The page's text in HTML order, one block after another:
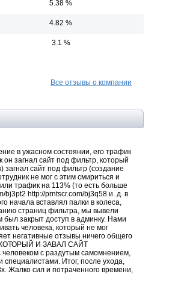
5.38 %
4.82 %
3.1 %
Все отзывы о компании
в ужасном состоянии, его трафик
он загнал сайт под фильтр, который
загнал сайт под фильтр (создание
не мог с этим смириться и
трафик на 113% (то есть больше
bj3pt2 http://prntscr.com/bj3q58 и. д. в
начала вставлял палки в колеса,
страниц фильтра, мы вывели
закрыт доступ в админку. Нами
человека, который не мог
негативные отзывы ничего общего
КОТОРЫЙ И ЗАВАЛ САЙТ
человеком с раздутым самомнением,
Итог, после ухода,
Жалко сил и потраченного времени,